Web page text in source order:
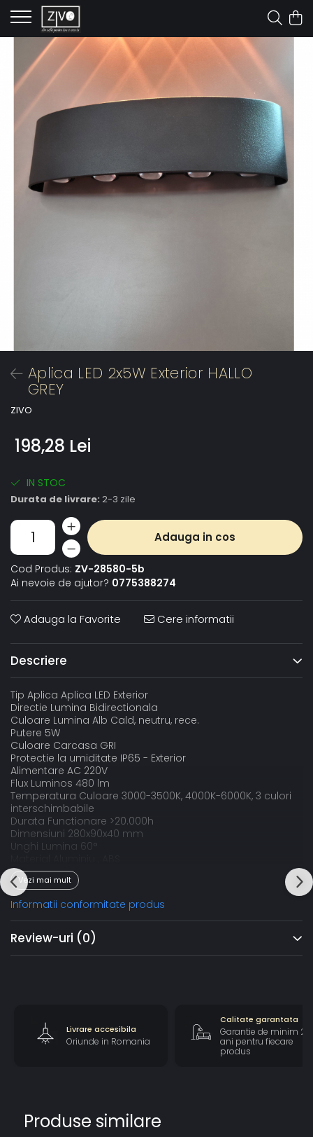
Aplica LED 2x5W Exterior HALLO
GREY
ZIVO
198,28 Lei
IN STOC
Durata de livrare: 2-3 zile
Adauga in cos
Cod Produs: ZV-28580-5b
Ai nevoie de ajutor? 0775388274
Adauga la Favorite Cere informatii
Descriere
Tip Aplica Aplica LED Exterior
Directie Lumina Bidirectionala
Culoare Lumina Alb Cald, neutru, rece.
Putere 5W
Culoare Carcasa GRI
Protectie la umiditate IP65 - Exterior
Alimentare AC 220V
Flux Luminos 480 lm
Temperatura Culoare 3000-3500K, 4000K-6000K, 3 culori
interschimbabile
Durata Functionare >20.000h
Dimensiuni 280x90x40 mm
Unghi Lumina 60°
Garantie / Certificate 2 ani / CE, RoHs
Vezi mai mult
Informatii conformitate produs
Review-uri (0)
Livrare accesibila
Oriunde in Romania
Calitate garantata
Garantie de minim 2
ani pentru fiecare
produs
Produse similare